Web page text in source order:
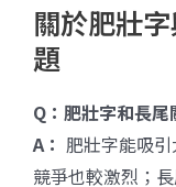
關於肥壯
題
Q ：肥壯字和長
A： 肥壯字能吸
競爭也較激烈；